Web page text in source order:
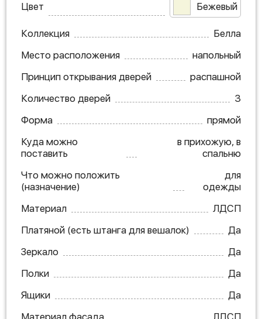
Цвет Бежевый
Коллекция
Белла
Место расположения
напольный
Принцип открывания дверей
распашной
Количество дверей
3
Форма
прямой
Куда можно
поставить
в прихожую, в
спальню
Что можно положить
(назначение)
для
одежды
Материал
ЛДСП
Платяной (есть штанга для вешалок)
Да
Зеркало
Да
Полки
Да
Ящики
Да
Материал фасада
ЛДСП